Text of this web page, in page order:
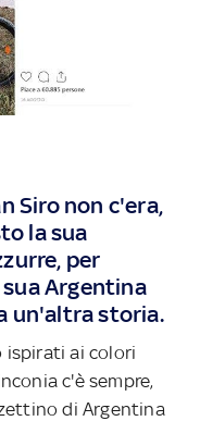
Siro non c'era,
la sua
per
Argentina
un'altra storia.
ispirati ai colori
c'è sempre,
di Argentina